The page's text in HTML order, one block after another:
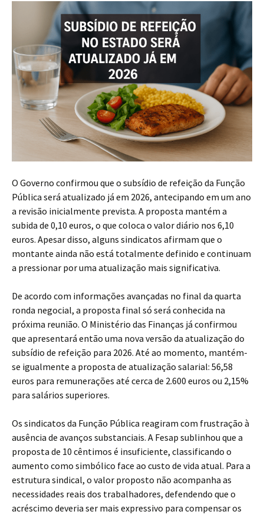
O Governo confirmou que o subsídio de refeição da Função
Pública será atualizado já em 2026, antecipando em um ano
a revisão inicialmente prevista. A proposta mantém a
subida de 0,10 euros, o que coloca o valor diário nos 6,10
euros. Apesar disso, alguns sindicatos afirmam que o
montante ainda não está totalmente definido e continuam
a pressionar por uma atualização mais significativa.
De acordo com informações avançadas no final da quarta
ronda negocial, a proposta final só será conhecida na
próxima reunião. O Ministério das Finanças já confirmou
que apresentará então uma nova versão da atualização do
subsídio de refeição para 2026. Até ao momento, mantém-
se igualmente a proposta de atualização salarial: 56,58
euros para remunerações até cerca de 2.600 euros ou 2,15%
para salários superiores.
Os sindicatos da Função Pública reagiram com frustração à
ausência de avanços substanciais. A Fesap sublinhou que a
proposta de 10 cêntimos é insuficiente, classificando o
aumento como simbólico face ao custo de vida atual. Para a
estrutura sindical, o valor proposto não acompanha as
necessidades reais dos trabalhadores, defendendo que o
acréscimo deveria ser mais expressivo para compensar os